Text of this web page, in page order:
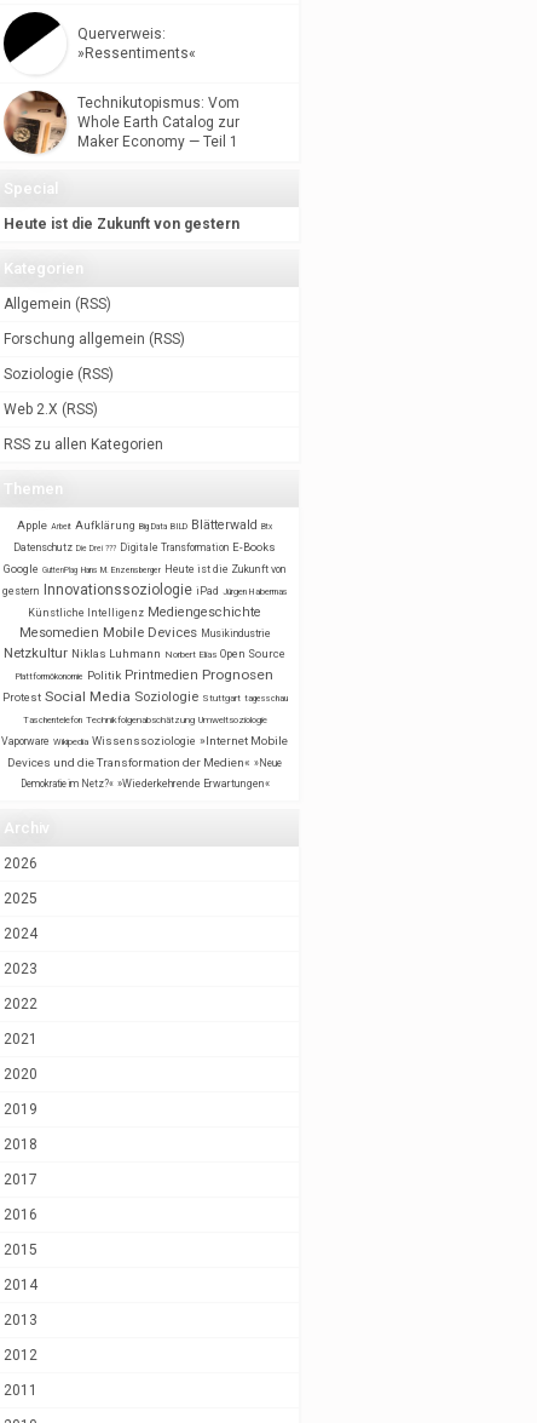
Querverweis:
»Ressentiments«
Technikutopismus: Vom
Whole Earth Catalog zur
Maker Economy — Teil 1
Special
Heute ist die Zukunft von gestern
Kategorien
Allgemein ( RSS)
Forschung allgemein ( RSS)
Soziologie( RSS)
Web 2.X ( RSS)
RSS zu allen Kategorien
Themen
Apple Arbeit Aufklärung Big Data BILD Blätterwald Btx
Datenschutz Die Drei ??? Digitale Transformation E-Books
Google GuttenPlag Hans M. Enzensberger Heute ist die Zukunft von
gestern
Innovationssoziologie iPad Jürgen Habermas
Künstliche Intelligenz Mediengeschichte
Mesomedien Mobile Devices Musikindustrie
Netzkultur Niklas Luhmann Norbert Elias Open Source
Plattformökonomie Politik Printmedien Prognosen
Protest Social Media Soziologie Stuttgart tagesschau
Taschentelefon Technikfolgenabschätzung Umweltsoziologie
Vaporware Wikipedia Wissenssoziologie »Internet Mobile
Devices und die Transformation der Medien« »Neue
Demokratie im Netz?« »Wiederkehrende Erwartungen«
Archiv
2026
2025
2024
2023
2022
2021
2020
2019
2018
2017
2016
2015
2014
2013
2012
2011